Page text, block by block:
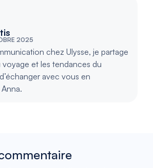
2025
chez Ulysse, je partage
voyage et les tendances du
avec vous en